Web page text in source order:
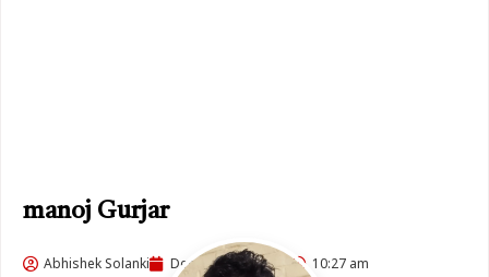
manoj Gurjar
Abhishek Solanki December 24, 2022 10:27 am